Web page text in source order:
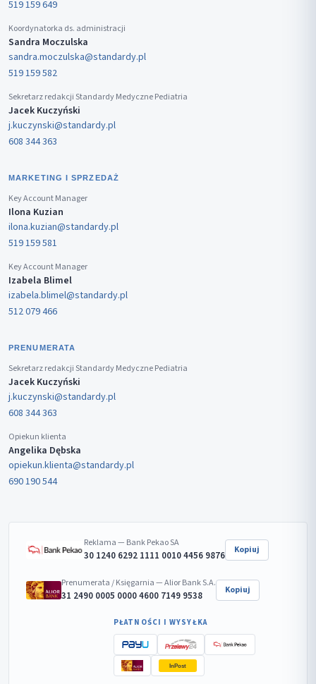
519 159 649
Koordynatorka ds. administracji
Sandra Moczulska
sandra.moczulska@standardy.pl
519 159 582
Sekretarz redakcji Standardy Medyczne Pediatria
Jacek Kuczyński
j.kuczynski@standardy.pl
608 344 363
MARKETING I SPRZEDAŻ
Key Account Manager
Ilona Kuzian
ilona.kuzian@standardy.pl
519 159 581
Key Account Manager
Izabela Blimel
izabela.blimel@standardy.pl
512 079 466
PRENUMERATA
Sekretarz redakcji Standardy Medyczne Pediatria
Jacek Kuczyński
j.kuczynski@standardy.pl
608 344 363
Opiekun klienta
Angelika Dębska
opiekun.klienta@standardy.pl
690 190 544
Reklama — Bank Pekao SA
30 1240 6292 1111 0010 4456 9876 Kopiuj
Prenumerata / Księgarnia — Alior Bank S.A.
31 2490 0005 0000 4600 7149 9538 Kopiuj
PŁATNOŚCI I WYSYŁKA
InPost